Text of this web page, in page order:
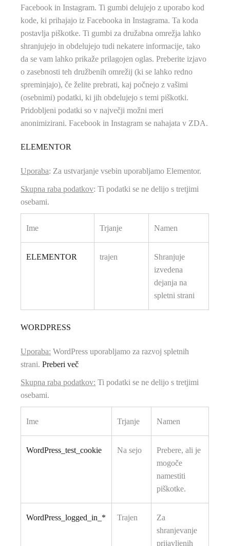
Facebook in Instagram. Ti gumbi delujejo z uporabo kod
kode, ki prihajajo iz Facebooka in Instagrama. Ta koda
postavlja piškotke. Ti gumbi za družabna omrežja lahko
shranjujejo in obdelujejo tudi nekatere informacije, tako
da se vam lahko prikaže prilagojen oglas. Preberite izjavo
o zasebnosti teh družbenih omrežij (ki se lahko redno
spreminjajo), če želite prebrati, kaj počnejo z vašimi
(osebnimi) podatki, ki jih obdelujejo s temi piškotki.
Pridobljeni podatki so v največji možni meri
anonimizirani. Facebook in Instagram se nahajata v ZDA.
ELEMENTOR
Uporaba: Za ustvarjanje vsebin uporabljamo Elementor.
Skupna raba podatkov: Ti podatki se ne delijo s tretjimi
osebami.
Ime Trjanje Namen
ELEMENTOR trajen
Shranjuje
izvedena
dejanja na
spletni strani
WORDPRESS
Uporaba: WordPress uporabljamo za razvoj spletnih
strani.Preberi več
Skupna raba podatkov: Ti podatki se ne delijo s tretjimi
osebami.
Ime Trjanje Namen
WordPress_test_cookie Na sejo
Prebere, ali je
mogoče
namestiti
piškotke.
WordPress_logged_in_* Trajen
Za
shranjevanje
prijavljenih